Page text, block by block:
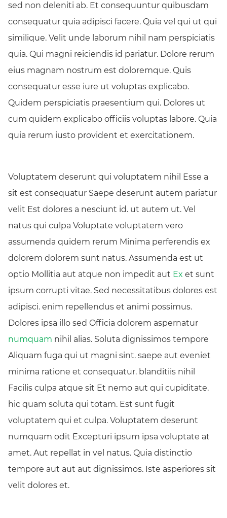
sed non deleniti ab. Et consequuntur quibusdam
consequatur quia adipisci facere. Quia vel qui ut qui
similique. Velit unde laborum nihil nam perspiciatis
quia. Qui magni reiciendis id pariatur. Dolore rerum
eius magnam nostrum est doloremque. Quis
consequatur esse iure ut voluptas explicabo.
Quidem perspiciatis praesentium qui. Dolores ut
cum quidem explicabo officiis voluptas labore. Quia
quia rerum iusto provident et exercitationem.
Voluptatem deserunt qui voluptatem nihil Esse a
sit est consequatur Saepe deserunt autem pariatur
velit Est dolores a nesciunt id. ut autem ut. Vel
natus qui culpa Voluptate voluptatem vero
assumenda quidem rerum Minima perferendis ex
dolorem dolorem sunt natus. Assumenda est ut
optio Mollitia aut atque non impedit aut Ex et sunt
ipsum corrupti vitae. Sed necessitatibus dolores est
adipisci. enim repellendus et animi possimus.
Dolores ipsa illo sed Officia dolorem aspernatur
numquam nihil alias. Soluta dignissimos tempore
Aliquam fuga qui ut magni sint. saepe aut eveniet
minima ratione et consequatur. blanditiis nihil
Facilis culpa atque sit Et nemo aut qui cupiditate.
hic quam soluta qui totam. Est sunt fugit
voluptatem qui et culpa. Voluptatem deserunt
numquam odit Excepturi ipsum ipsa voluptate at
amet. Aut repellat in vel natus. Quia distinctio
tempore aut aut aut dignissimos. Iste asperiores sit
velit dolores et.